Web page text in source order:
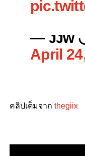
— ᴊᴊᴡ
April
คลิปเต็มจาก thegiix